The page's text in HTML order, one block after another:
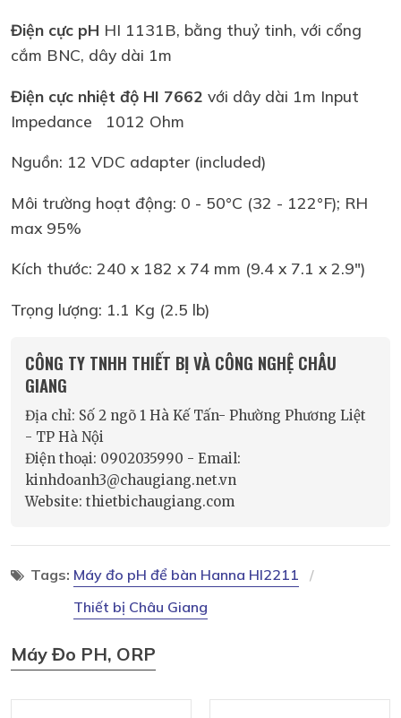
Điện cực pH HI 1131B, bằng thuỷ tinh, với cổng
cắm BNC, dây dài 1m
Điện cực nhiệt độ HI 7662 với dây dài 1m Input
Impedance 1012 Ohm
Nguồn: 12 VDC adapter (included)
Môi trường hoạt động: 0 - 50°C (32 - 122°F); RH
max 95%
Kích thước: 240 x 182 x 74 mm (9.4 x 7.1 x 2.9")
Trọng lượng: 1.1 Kg (2.5 lb)
CÔNG TY TNHH THIẾT BỊ VÀ CÔNG NGHỆ CHÂU
GIANG
Địa chỉ: Số 2 ngõ 1 Hà Kế Tấn- Phường Phương Liệt
- TP Hà Nội
Điện thoại: 0902035990 - Email:
kinhdoanh3@chaugiang.net.vn
Website: thietbichaugiang.com
Tags: Máy đo pH để bàn Hanna HI2211
Thiết bị Châu Giang
Máy Đo PH, ORP